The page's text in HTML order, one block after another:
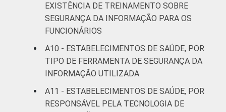
EXISTÊNCIA DE TREINAMENTO SOBRE
SEGURANÇA DA INFORMAÇÃO PARA OS
FUNCIONÁRIOS
A10 - ESTABELECIMENTOS DE SAÚDE, POR
TIPO DE FERRAMENTA DE SEGURANÇA DA
INFORMAÇÃO UTILIZADA
A11 - ESTABELECIMENTOS DE SAÚDE, POR
RESPONSÁVEL PELA TECNOLOGIA DE